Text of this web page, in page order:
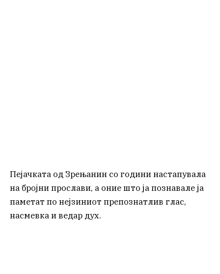
Пејачката од Зрењанин со години настапувала
на бројни прослави, а оние што ја познавале ја
паметат по нејзиниот препознатлив глас,
насмевка и ведар дух.